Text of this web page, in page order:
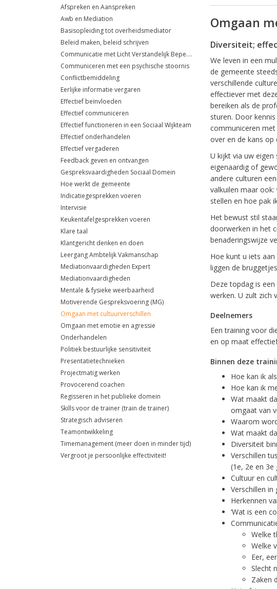
Afspreken en Aanspreken
Awb en Mediation
Basisopleiding tot overheidsmediator
Beleid maken, beleid schrijven
Communicatie met Licht Verstandelijk Beperkte klanten
Communiceren met een psychische stoornis
Conflictbemiddeling
Eerlijke informatie vergaren
Effectief beïnvloeden
Effectief communiceren
Effectief functioneren in een Sociaal Wijkteam
Effectief onderhandelen
Effectief vergaderen
Feedback geven en ontvangen
Gespreksvaardigheden Sociaal Domein
Hoe werkt de gemeente
Indicatiegesprekken voeren
Intervisie
Keukentafelgesprekken voeren
Klare taal
Klantgericht denken en doen
Leergang Ambtelijk Vakmanschap
Mediationvaardigheden Expert
Mediationvaardigheden
Mentale & fysieke weerbaarheid
Motiverende Gespreksvoering (MG)
Omgaan met cultuurverschillen
Omgaan met emotie en agressie
Onderhandelen
Politiek bestuurlijke sensitiviteit
Presentatietechnieken
Projectmatig werken
Provocerend coachen
Regisseren in het publieke domein
Skills voor de trainer (train de trainer)
Strategisch adviseren
Teamontwikkeling
Timemanagement (meer doen in minder tijd)
Vergroot je persoonlijke effectiviteit!
Omgaan
Diversiteit;
We leven in een
de gemeente
verschillende
effectiever met
bereiken als de
sturen. Door
communiceren
over en de kans
U kijkt via uw eigen
eigenaardig of
andere culturen
valkuilen maar
stellen en hoe pak
Het bewust stil
doorwerken in het
benaderingswijze
Hoe kunt u iets
liggen de
Deze topdag is
werken. U zult zich
Deelnemers
Een training voor
en op maat
Binnen deze
Hoe kan ik
Hoe kan ik
Wat maakt
omgaat van
Waarom
Wat maakt
Diversiteit
Verschillen
(1e, 2e en 3e
Cultuur en
Verschillen
Herkennen
‘Wat is een
Welke
Welke
Eer,
Slecht
Zaken